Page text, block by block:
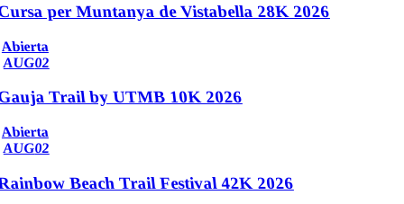
per Muntanya de Vistabella 28K 2026
Abierta
AUG02
Trail by UTMB 10K 2026
Abierta
AUG02
Beach Trail Festival 42K 2026